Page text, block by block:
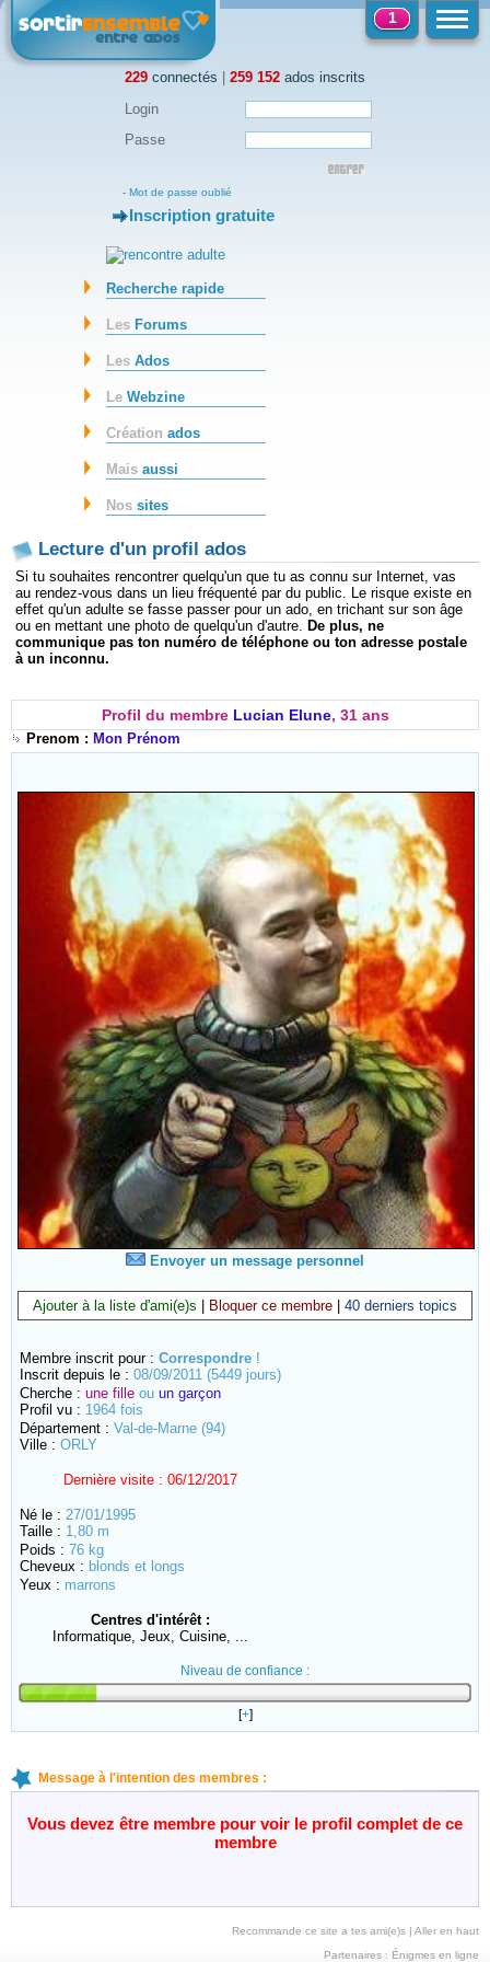
229 connectés | 259 152 ados inscrits
1
Login
Passe
- Mot de passe oublié
-Inscription gratuite
Recherche rapide
Les Forums
LesAdos
LeWebzine
Créationados
Maisaussi
Nossites
Lecture d'un profil ados
Si tu souhaites rencontrer quelqu'un que tu as connu sur Internet, vas
au rendez-vous dans un lieu fréquenté par du public. Le risque existe en
effet qu'un adulte se fasse passer pour un ado, en trichant sur son âge
ou en mettant une photo de quelqu'un d'autre. De plus, ne
communique pas ton numéro de téléphone ou ton adresse postale
à un inconnu.
Profil du membre Lucian Elune, 31 ans
Prenom : Mon Prénom
Envoyer un message personnel
Ajouter à la liste d'ami(e)s Bloquer ce membre 40 derniers topics
Membre inscrit pour : Correspondre !
Inscrit depuis le : 08/09/2011 (5449 jours)
Cherche : une fille ou un garçon
Profil vu : 1964 fois
Département : Val-de-Marne (94)
Ville : ORLY
Dernière visite : 06/12/2017
Né le : 27/01/1995
Taille : 1,80 m
Poids : 76 kg
Cheveux : blonds et longs
Yeux : marrons
Centres d'intérêt :
Informatique, Jeux, Cuisine, ...
Niveau de confiance :
[+]
Message à l'intention des membres :
Vous devez être membre pour voir le profil complet de ce
membre
Recommande ce site a tes ami(e)s | Aller en haut
Partenaires : Énigmes en ligne